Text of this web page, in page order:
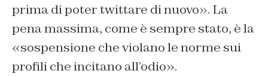
prima di poter twittare di nuovo». La
pena massima, come è sempre stato, è la
«sospensione che violano le norme sui
profili che incitano all’odio».